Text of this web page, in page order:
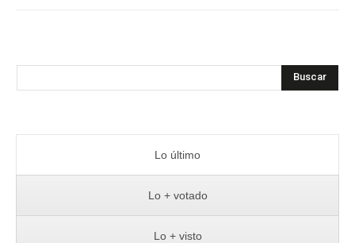
Buscar
Lo último
Lo + votado
Lo + visto